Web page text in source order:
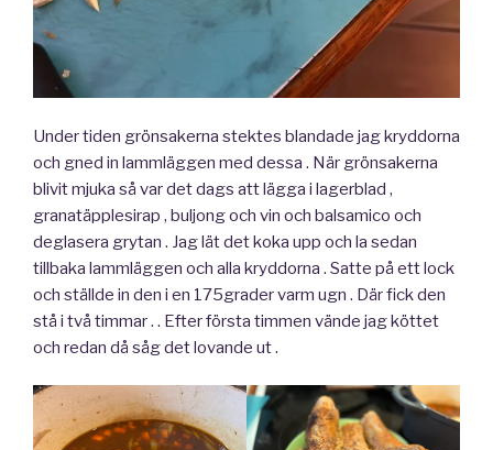
Under tiden grönsakerna stektes blandade jag kryddorna
och gned in lammläggen med dessa . När grönsakerna
blivit mjuka så var det dags att lägga i lagerblad ,
granatäpplesirap , buljong och vin och balsamico och
deglasera grytan . Jag lät det koka upp och la sedan
tillbaka lammläggen och alla kryddorna . Satte på ett lock
och ställde in den i en 175grader varm ugn . Där fick den
stå i två timmar . . Efter första timmen vände jag köttet
och redan då såg det lovande ut .